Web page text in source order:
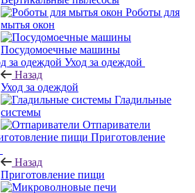
Роботы для
мытья окон
Посудомоечные машины
Уход за одеждой
Назад
Уход за одеждой
Гладильные
системы
Отпариватели
Приготовление
Назад
Приготовление пищи